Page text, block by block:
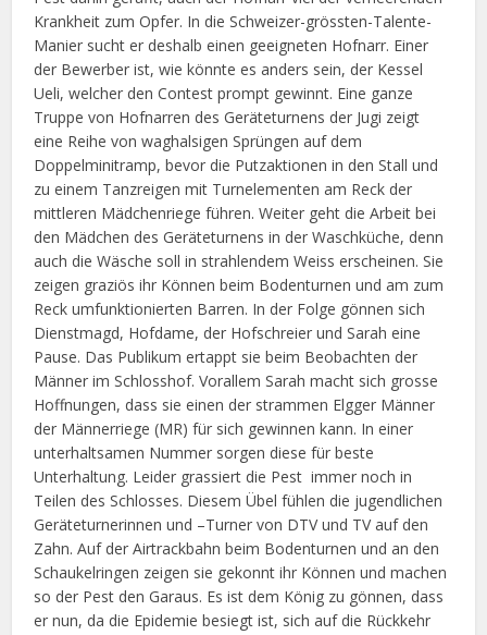
Krankheit zum Opfer. In die Schweizer-grössten-Talente-
Manier sucht er deshalb einen geeigneten Hofnarr. Einer
der Bewerber ist, wie könnte es anders sein, der Kessel
Ueli, welcher den Contest prompt gewinnt. Eine ganze
Truppe von Hofnarren des Geräteturnens der Jugi zeigt
eine Reihe von waghalsigen Sprüngen auf dem
Doppelminitramp, bevor die Putzaktionen in den Stall und
zu einem Tanzreigen mit Turnelementen am Reck der
mittleren Mädchenriege führen. Weiter geht die Arbeit bei
den Mädchen des Geräteturnens in der Waschküche, denn
auch die Wäsche soll in strahlendem Weiss erscheinen. Sie
zeigen graziös ihr Können beim Bodenturnen und am zum
Reck umfunktionierten Barren. In der Folge gönnen sich
Dienstmagd, Hofdame, der Hofschreier und Sarah eine
Pause. Das Publikum ertappt sie beim Beobachten der
Männer im Schlosshof. Vorallem Sarah macht sich grosse
Hoffnungen, dass sie einen der strammen Elgger Männer
der Männerriege (MR) für sich gewinnen kann. In einer
unterhaltsamen Nummer sorgen diese für beste
Unterhaltung. Leider grassiert die Pest immer noch in
Teilen des Schlosses. Diesem Übel fühlen die jugendlichen
Geräteturnerinnen und –Turner von DTV und TV auf den
Zahn. Auf der Airtrackbahn beim Bodenturnen und an den
Schaukelringen zeigen sie gekonnt ihr Können und machen
so der Pest den Garaus. Es ist dem König zu gönnen, dass
er nun, da die Epidemie besiegt ist, sich auf die Rückkehr